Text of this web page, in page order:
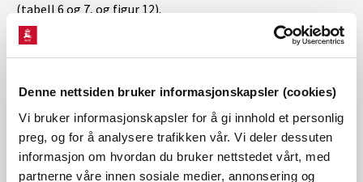
Denne nettsiden bruker informasjonskapsler (cookies)
Vi bruker informasjonskapsler for å gi innhold et personlig
preg, og for å analysere trafikken vår. Vi deler dessuten
informasjon om hvordan du bruker nettstedet vårt, med
partnerne våre innen sosiale medier, annonsering og
(tabell 6 og 7, og figur 12).
Last ned kraftsituasjonsrapporten for veke 23 2026
Vassmagasinstatistikk
Les meir om vassmagasinstatistikk her.